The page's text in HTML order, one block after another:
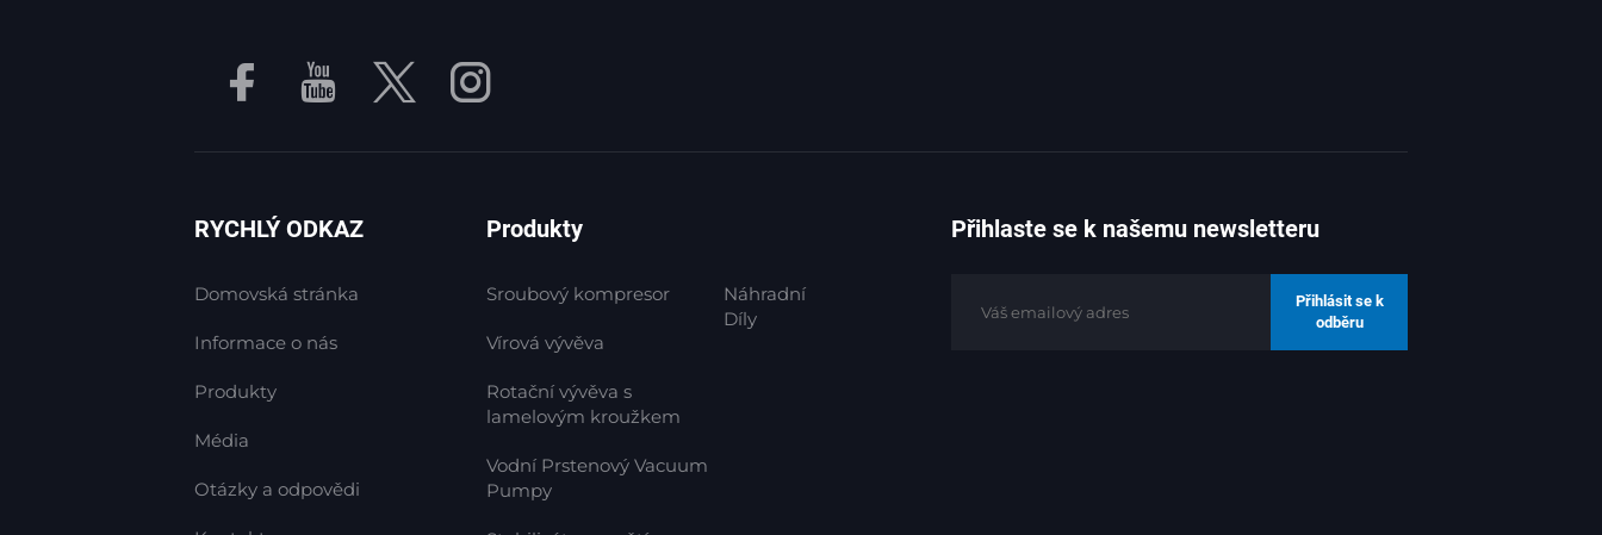
RYCHLÝ ODKAZ
Domovská stránka
Informace o nás
Produkty
Média
Otázky a odpovědi
Produkty
Sroubový kompresor
Vírová vývěva
Rotační vývěva s
lamelovým kroužkem
Vodní Prstenový Vacuum
Pumpy
Náhradní
Díly
Přihlaste se k našemu newsletteru
Přihlásit se k
odběru